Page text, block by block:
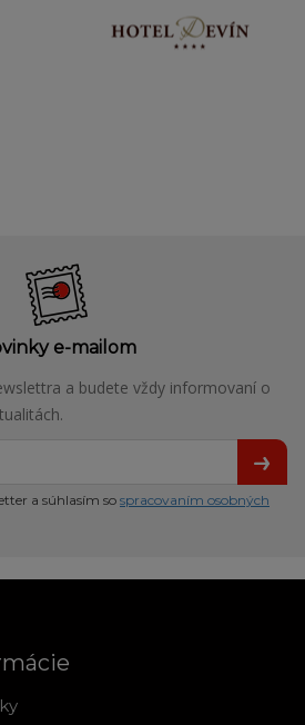
e-mailom
a budete vždy informovaní o
a súhlasím sospracovaním osobných